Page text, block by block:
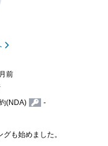
前
(NDA) -
も始めました。